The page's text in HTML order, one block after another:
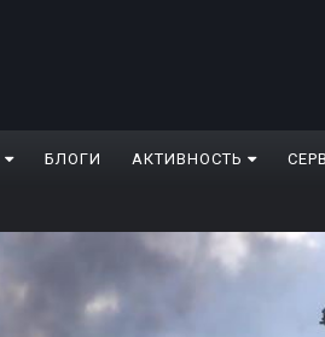
БЛОГИ АКТИВНОСТЬ